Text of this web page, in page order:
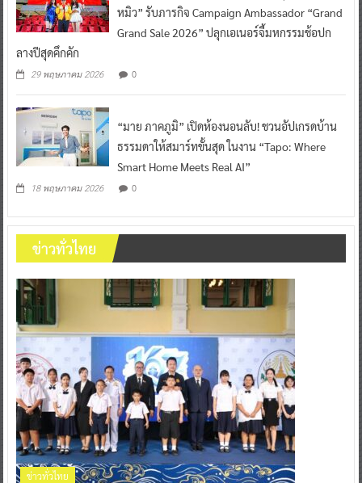
หมิว” รับภารกิจ Campaign Ambassador “Grand
Grand Sale 2026” ปลุกเอเนอร์จี้มหกรรมช้อปก
ลางปีสุดคึกคัก
29 พฤษภาคม 2026 0
“มาย ภาคภูมิ” เปิดห้องนอนลับ! ชวนอัปเกรดบ้าน
ธรรมดาให้สมาร์ทขั้นสุด ในงาน “Tapo: Where
Smart Home Meets Real AI”
18 พฤษภาคม 2026 0
ข่าวทั่วไทย
ข่าวทั่วไทย